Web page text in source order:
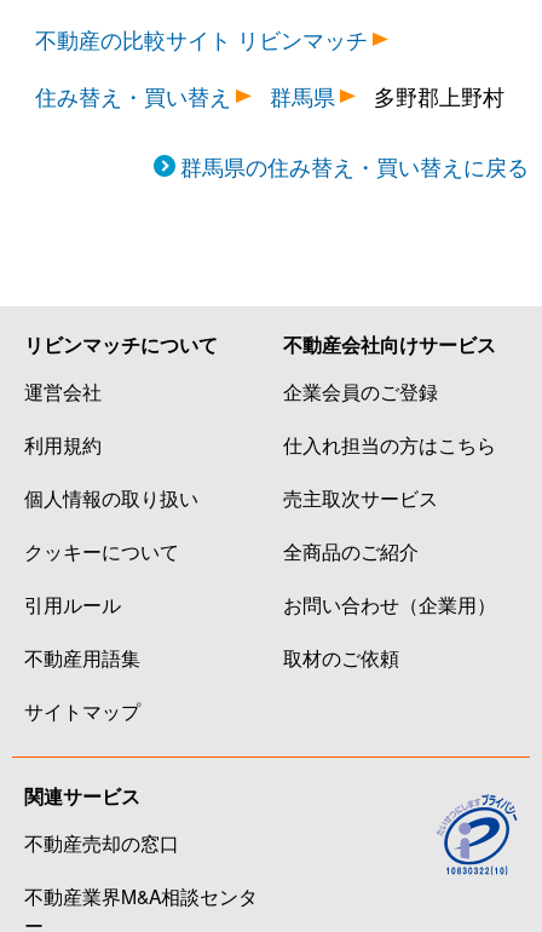
不動産の比較サイト リビンマッチ
住み替え・買い替え
群馬県 多野郡上野村
群馬県の住み替え・買い替えに戻る
リビンマッチについて
運営会社
利用規約
個人情報の取り扱い
クッキーについて
引用ルール
不動産用語集
サイトマップ
不動産会社向けサービス
企業会員のご登録
仕入れ担当の方はこちら
売主取次サービス
全商品のご紹介
お問い合わせ（企業用）
取材のご依頼
関連サービス
不動産売却の窓口
不動産業界M&A相談センタ
ー